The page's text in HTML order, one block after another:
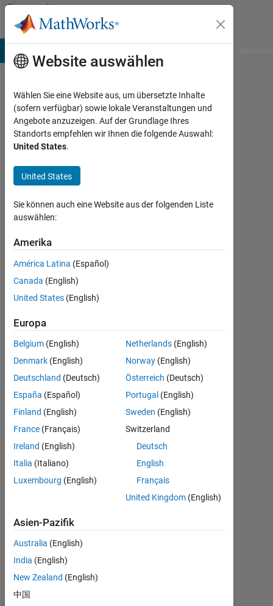
Weiter zum Inhalt
Community
Profile
012786534
Last
seen:
mehr
als 3
Jahre
|
Aktiv
2016
Followers:
0
Statistik
BEITRÄGE L
-2
-1
1
2
3
4
7
8
Website auswählen
Wählen Sie eine Website aus, um übersetzte Inhalte
(sofern verfügbar) sowie lokale Veranstaltungen und
Angebote anzuzeigen. Auf der Grundlage Ihres
Standorts empfehlen wir Ihnen die folgende Auswahl:
United States.
United States
Sie können auch eine Website aus der folgenden Liste
auswählen:
Amerika
América Latina (Español)
Canada (English)
United States (English)
Europa
Belgium (English)
Denmark (English)
Deutschland (Deutsch)
España (Español)
Finland (English)
France (Français)
Ireland (English)
Italia (Italiano)
Luxembourg (English)
Netherlands (English)
Norway (English)
Österreich (Deutsch)
Portugal (English)
Sweden (English)
Switzerland
Deutsch
English
Français
United Kingdom (English)
Asien-Pazifik
Australia (English)
India (English)
New Zealand (English)
中国